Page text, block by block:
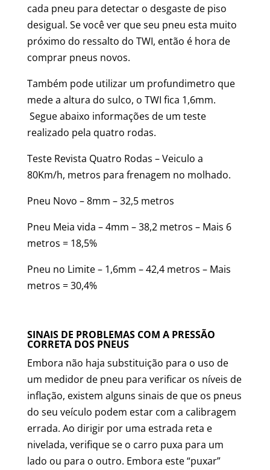
cada pneu para detectar o desgaste de piso
desigual. Se você ver que seu pneu esta muito
próximo do ressalto do TWI, então é hora de
comprar pneus novos.
Também pode utilizar um profundimetro que
mede a altura do sulco, o TWI fica 1,6mm.
Segue abaixo informações de um teste
realizado pela quatro rodas.
Teste Revista Quatro Rodas – Veiculo a
80Km/h, metros para frenagem no molhado.
Pneu Novo – 8mm – 32,5 metros
Pneu Meia vida – 4mm – 38,2 metros – Mais 6
metros = 18,5%
Pneu no Limite – 1,6mm – 42,4 metros – Mais
metros = 30,4%
SINAIS DE PROBLEMAS COM A PRESSÃO
CORRETA DOS PNEUS
Embora não haja substituição para o uso de
um medidor de pneu para verificar os níveis de
inflação, existem alguns sinais de que os pneus
do seu veículo podem estar com a calibragem
errada. Ao dirigir por uma estrada reta e
nivelada, verifique se o carro puxa para um
lado ou para o outro. Embora este “puxar”